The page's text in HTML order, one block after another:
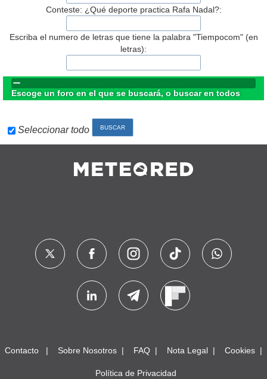
Conteste: ¿Qué deporte practica Rafa Nadal?:
Escriba el numero de letras que tiene la palabra "Tiempocom" (en
letras):
Escoge un foro en el que se buscará, o buscar en todos
Seleccionar todo
Contacto Sobre Nosotros FAQ Nota Legal Cookies
Política de Privacidad